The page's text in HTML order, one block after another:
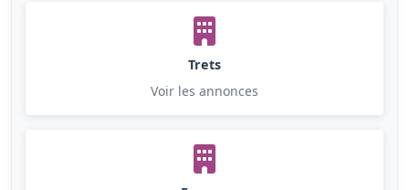
Trets
Voir les annonces